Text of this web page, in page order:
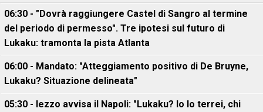
06:30 - "Dovrà raggiungere Castel di Sangro al termine
del periodo di permesso". Tre ipotesi sul futuro di
Lukaku: tramonta la pista Atlanta
06:00 - Mandato: "Atteggiamento positivo di De Bruyne,
Lukaku? Situazione delineata"
05:30 - Iezzo avvisa il Napoli: "Lukaku? Io lo terrei, chi